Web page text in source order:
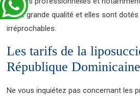
d’une grande qualité et elles sont dotés
irréprochables.
Les tarifs de la
République Dominicaine
Ne vous inquiétez pas concernant les